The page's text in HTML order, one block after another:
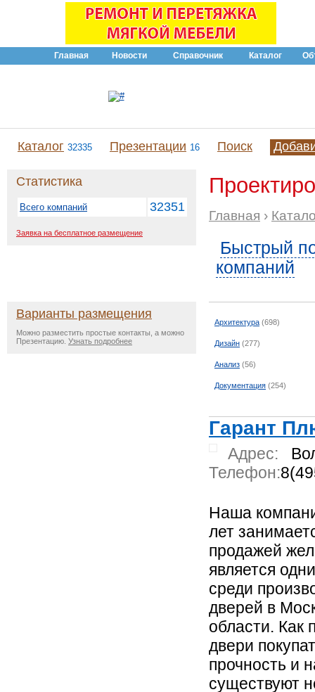
Главная Новости Справочник Каталог
Каталог 32335 Презентации 16 Поиск
Статистика
Всего компаний 32351
Заявка на бесплатное размещение
Варианты размещения
Можно разместить простые контакты, а можно
Презентацию. Узнать подробнее
Главная ›
Быстрый
компаний
Архитектура (698)
Дизайн (277)
Анализ (56)
Документация (254)
Гарант
Адрес:
Телефон:
Наша
лет
продажей
является
среди
дверей в
области. Как
двери
прочность и
существуют